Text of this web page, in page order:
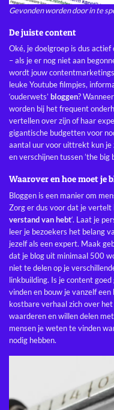
Gevonden worden door in te
De juiste content
Oké, je doelgroep is dus
– als je er nog niet aan
wordt jouw
leuke Youtube filmpjes,
‘ouderwets’ bloggen?
worden bij het frequent
vertellen over zijn of haar
gigantische budgetten voor
aantal uur voor uittrekt kun je
en verschijnen tussen ’the big
Waarover en hoe moet je
Bloggen is een manier om
Zorg er dus voor dat je vertelt
verstand van hebt‘. Laat je
leer je bezoekers het belang
jezelf als een expert. Maak
dat je blog uit minimaal 500
niet te delen op je
linkbuilding. Is je content
vinden en bouw je vanzelf
kostbare verhaal zich over
waarderen en willen delen
mensen je weten te vinden
nodig hebben.